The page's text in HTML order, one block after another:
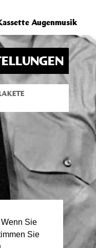
Sie
Sie
Augenmusik